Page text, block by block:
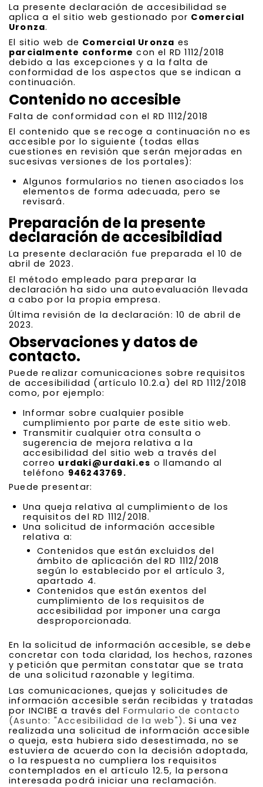
La presente declaración de accesibilidad se
aplica a el sitio web gestionado por Comercial
Uronza.
El sitio web de Comercial Uronza es
parcialmente conforme con el RD 1112/2018
debido a las excepciones y a la falta de
conformidad de los aspectos que se indican a
continuación.
Contenido no accesible
Falta de conformidad con el RD 1112/2018
El contenido que se recoge a continuación no es
accesible por lo siguiente (todas ellas
cuestiones en revisión que serán mejoradas en
sucesivas versiones de los portales):
Algunos formularios no tienen asociados los
elementos de forma adecuada, pero se
revisará.
Preparación de la presente
declaración de accesibildiad
La presente declaración fue preparada el 10 de
abril de 2023.
El método empleado para preparar la
declaración ha sido una autoevaluación llevada
a cabo por la propia empresa.
Última revisión de la declaración: 10 de abril de
2023.
Observaciones y datos de
contacto.
Puede realizar comunicaciones sobre requisitos
de accesibilidad (artículo 10.2.a) del RD 1112/2018
como, por ejemplo:
Informar sobre cualquier posible
cumplimiento por parte de este sitio web.
Transmitir cualquier otra consulta o
sugerencia de mejora relativa a la
accesibilidad del sitio web a través del
correo urdaki@urdaki.es o llamando al
teléfono 946243769.
Puede presentar:
Una queja relativa al cumplimiento de los
requisitos del RD 1112/2018.
Una solicitud de información accesible
relativa a:
Contenidos que están excluidos del
ámbito de aplicación del RD 1112/2018
según lo establecido por el artículo 3,
apartado 4.
Contenidos que están exentos del
cumplimiento de los requisitos de
accesibilidad por imponer una carga
desproporcionada.
En la solicitud de información accesible, se debe
concretar con toda claridad, los hechos, razones
y petición que permitan constatar que se trata
de una solicitud razonable y legítima.
Las comunicaciones, quejas y solicitudes de
información accesible serán recibidas y tratadas
por INCIBE a través del Formulario de contacto
(Asunto: "Accesibilidad de la web"). Si una vez
realizada una solicitud de información accesible
o queja, esta hubiera sido desestimada, no se
estuviera de acuerdo con la decisión adoptada,
o la respuesta no cumpliera los requisitos
contemplados en el artículo 12.5, la persona
interesada podrá iniciar una reclamación.